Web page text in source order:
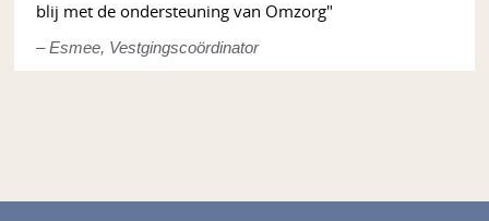
blij met de ondersteuning van Omzorg"
– Esmee, Vestgingscoördinator